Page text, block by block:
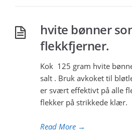
hvite bønner
flekkfjerner.
Kok 125 gram hvite
salt . Bruk avkoket til
er svært effektivt på alle
flekker på strikkede klær.
Read More →